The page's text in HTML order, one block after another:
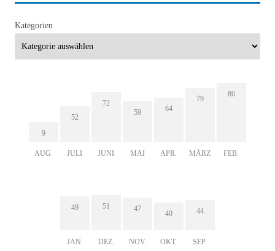
Kategorien
9
AUG.
52
JULI
72
JUNI
59
MAI
64
APR.
79
MÄRZ
86
FEB.
49
JAN.
51
DEZ.
47
NOV.
40
OKT.
44
SEP.